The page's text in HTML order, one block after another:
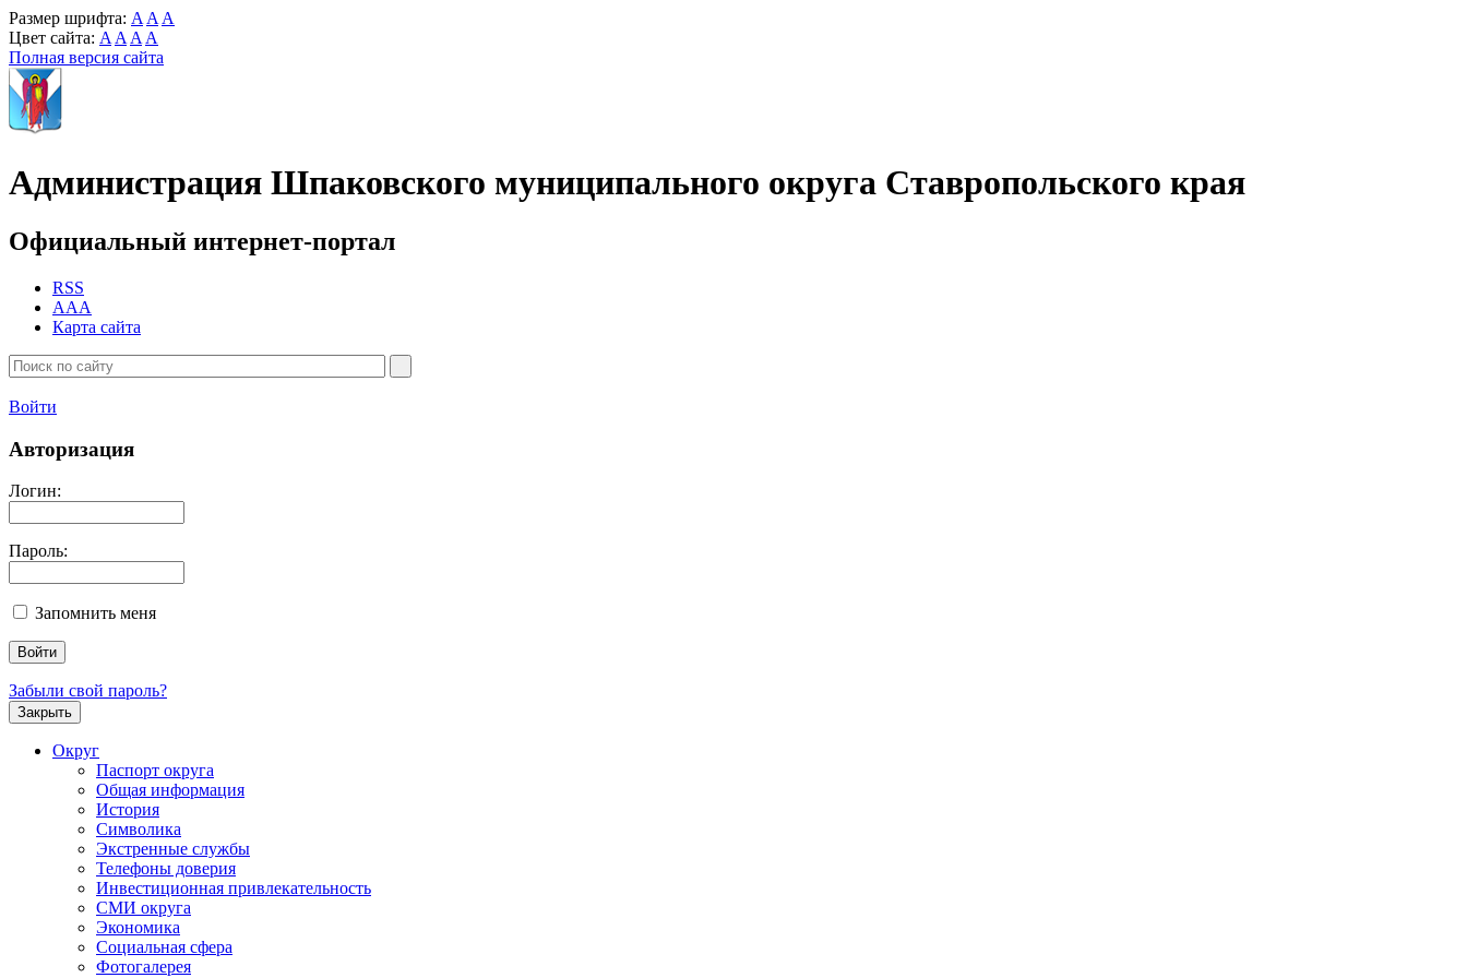
Размер шрифта: A A A
Цвет сайта: A A A A
Полная версия сайта
Администрация Шпаковского муниципального округа Ставропольского края
Официальный интернет-портал
RSS
AAA
Карта сайта
Войти
Авторизация
Логин:
Пароль:
Запомнить меня
Забыли свой пароль?
Закрыть
Округ
Паспорт округа
Общая информация
История
Символика
Экстренные службы
Телефоны доверия
Инвестиционная привлекательность
СМИ округа
Экономика
Социальная сфера
Фотогалерея